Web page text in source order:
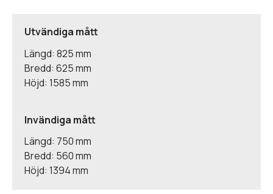
Utvändiga mått
Längd: 825 mm
Bredd: 625 mm
Höjd: 1585 mm
Invändiga mått
Längd: 750 mm
Bredd: 560 mm
Höjd: 1394 mm